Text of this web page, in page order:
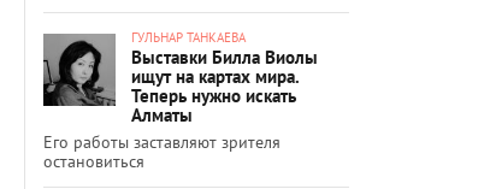
ГУЛЬНАР ТАНКАЕВА
Выставки Билла Виолы
ищут на картах мира.
Теперь нужно искать
Алматы
Его работы заставляют зрителя
остановиться